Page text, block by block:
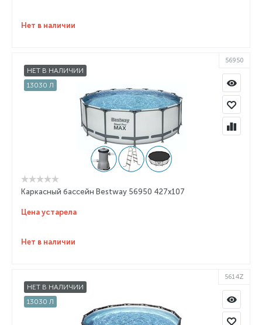
Нет в наличии
НЕТ В НАЛИЧИИ
13030 Л
56950
Каркасный бассейн Bestway 56950 427x107
Цена устарела
Нет в наличии
НЕТ В НАЛИЧИИ
13030 Л
5614Z